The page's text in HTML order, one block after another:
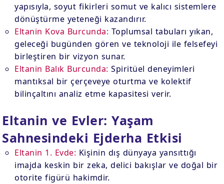
yapısıyla, soyut fikirleri somut ve kalıcı sistemlere
dönüştürme yeteneği kazandırır.
Eltanin Kova Burcunda: Toplumsal tabuları yıkan,
geleceği bugünden gören ve teknoloji ile felsefeyi
birleştiren bir vizyon sunar.
Eltanin Balık Burcunda: Spiritüel deneyimleri
mantıksal bir çerçeveye oturtma ve kolektif
bilinçaltını analiz etme kapasitesi verir.
Eltanin ve Evler: Yaşam
Sahnesindeki Ejderha Etkisi
Eltanin 1. Evde: Kişinin dış dünyaya yansıttığı
imajda keskin bir zeka, delici bakışlar ve doğal bir
otorite figürü hakimdir.